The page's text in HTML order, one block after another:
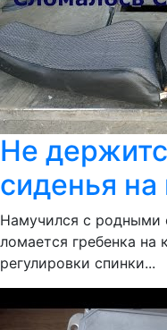
Не
сиденья на
Намучился с родными
ломается гребенка на
регулировки спинки...